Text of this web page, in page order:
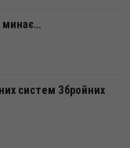
минає…
систем Збройних